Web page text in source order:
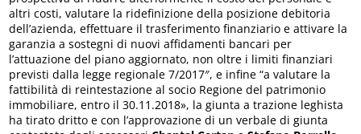
altri costi, valutare la ridefinizione della posizione debitoria
dell’azienda, effettuare il trasferimento finanziario e attivare la
garanzia a sostegni di nuovi affidamenti bancari per
l’attuazione del piano aggiornato, non oltre i limiti finanziari
previsti dalla legge regionale 7/2017″, e infine “a valutare la
fattibilità di reintestazione al socio Regione del patrimonio
immobiliare, entro il 30.11.2018», la giunta a trazione leghista
ha tirato dritto e con l’approvazione di un verbale di giunta